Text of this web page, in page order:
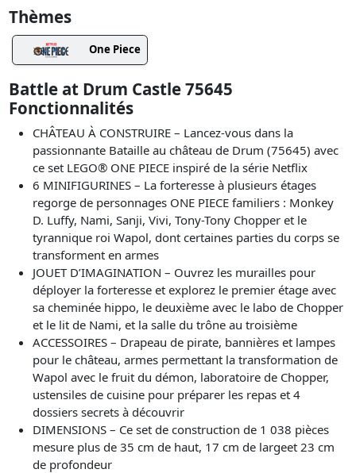
Thèmes
One Piece
Battle at Drum Castle 75645
Fonctionnalités
CHÂTEAU À CONSTRUIRE – Lancez-vous dans la
passionnante Bataille au château de Drum (75645) avec
ce set LEGO® ONE PIECE inspiré de la série Netflix
6 MINIFIGURINES – La forteresse à plusieurs étages
regorge de personnages ONE PIECE familiers : Monkey
D. Luffy, Nami, Sanji, Vivi, Tony-Tony Chopper et le
tyrannique roi Wapol, dont certaines parties du corps se
transforment en armes
JOUET D’IMAGINATION – Ouvrez les murailles pour
déployer la forteresse et explorez le premier étage avec
sa cheminée hippo, le deuxième avec le labo de Chopper
et le lit de Nami, et la salle du trône au troisième
ACCESSOIRES – Drapeau de pirate, bannières et lampes
pour le château, armes permettant la transformation de
Wapol avec le fruit du démon, laboratoire de Chopper,
ustensiles de cuisine pour préparer les repas et 4
dossiers secrets à découvrir
DIMENSIONS – Ce set de construction de 1 038 pièces
mesure plus de 35 cm de haut, 17 cm de largeet 23 cm
de profondeur